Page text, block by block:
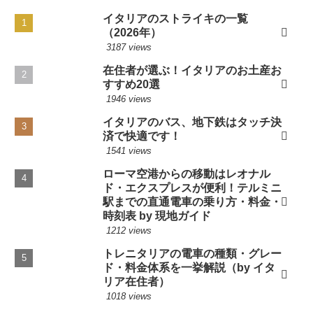
イタリアのストライキの一覧
（2026年）
3187 views
在住者が選ぶ！イタリアのお土産お
すすめ20選
1946 views
イタリアのバス、地下鉄はタッチ決
済で快適です！
1541 views
ローマ空港からの移動はレオナル
ド・エクスプレスが便利！テルミニ
駅までの直通電車の乗り方・料金・
時刻表 by 現地ガイド
1212 views
トレニタリアの電車の種類・グレー
ド・料金体系を一挙解説（by イタ
リア在住者）
1018 views